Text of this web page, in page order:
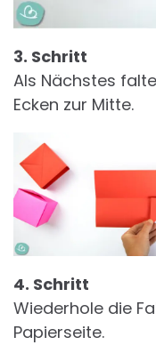
3. Schritt
Als Nächstes
Ecken zur Mitte.
4. Schritt
Wiederhole die
Papierseite.